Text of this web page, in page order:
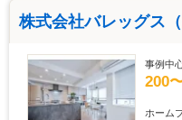
株式会社バレッグス
事例中
200
ホーム